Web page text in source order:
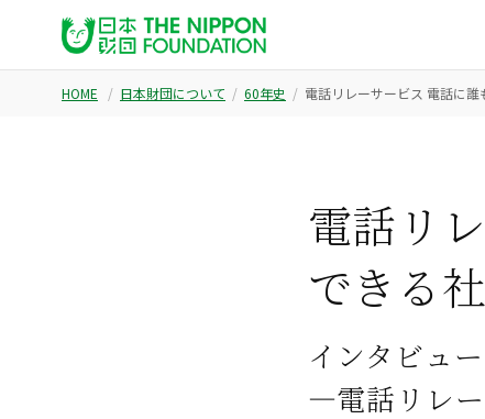
HOME 日本財団について 60年史 電話リレーサービス 電話に誰
電話リ
できる
インタビュー
―電話リレ